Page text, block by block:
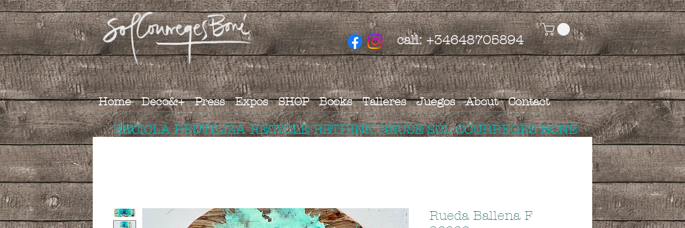
call: +34648705894
Home Deco&+ Press Expos SHOP Books Talleres Juegos About Contact
RECICLA REUTILIZA RECYCLE RETHINK REUSE SOL COURREGES BONE
Rueda Ballena F